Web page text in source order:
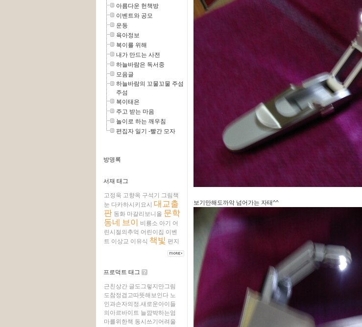
아름다운 헌책방
이벤트와 공모
운동
육아정보
복이를 위해
내가 만드는 사전
하늘바람은 독서중
모음글
하늘바람의 꼬물꼬물 주섬
주섬
복이태은
주고 받는 마음
놀이로 하는 깨우침
편집자 일기 -빨간 모자
방명록
서재 태그
고정욱 고향옥 구석기 그림책
눈 다카하시키요시 대교출
판 동화 마갈리보니올 문학
동네 브이 비룡소 아기 어
린시절의추억 어린이집 이벤
트 이상교 이유식 책빛 편지
프로덕트 태그
근친상간 글도그렇지만그림
도참정겹고따뜻해보인다 노
인과손자의정.새로운아이들
의아르바이트 늘깜박하는엄
마를위한책 동시쓰기어려울
보기만해도까악 넘어가는 자태^^